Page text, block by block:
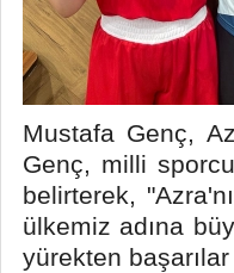
Mustafa Genç,
Genç, milli
belirterek,
ülkemiz adına
yürekten